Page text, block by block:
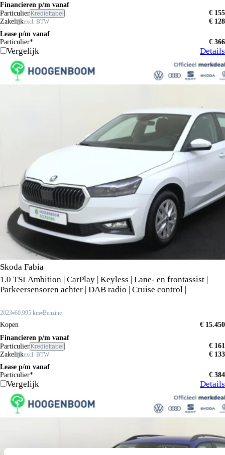
Financieren p/m vanaf
Particulier Krediettabel
€ 155
Zakelijkexcl. BTW
€ 128
Lease p/m vanaf
Particulier*
€ 366
Vergelijk Details
Skoda Fabia
1.0 TSI Ambition | CarPlay | Keyless | Lane- en frontassist |
Parkeersensoren achter | DAB radio | Cruise control |
2023 60.995 km Benzine
Kopen
€ 15.450
Financieren p/m vanaf
Particulier Krediettabel
€ 161
Zakelijkexcl. BTW
€ 133
Lease p/m vanaf
Particulier*
€ 384
Vergelijk Details